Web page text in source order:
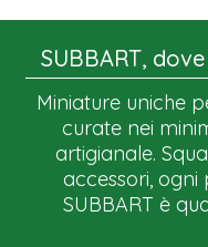
SUBBART,
Miniature uniche
curate nei
artigianale.
accessori, ogni
SUBBART è